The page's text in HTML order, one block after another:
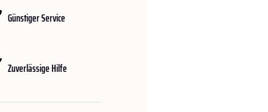
Günstiger Service
Zuverlässige Hilfe